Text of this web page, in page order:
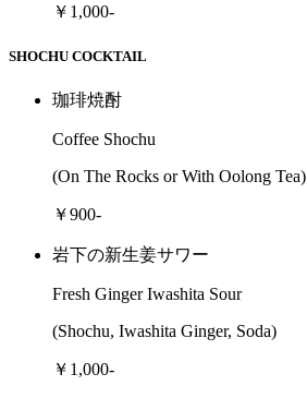
￥1,000-
SHOCHU COCKTAIL
珈琲焼酎
Coffee Shochu
(On The Rocks or With Oolong Tea)
￥900-
岩下の新生姜サワー
Fresh Ginger Iwashita Sour
(Shochu, Iwashita Ginger, Soda)
￥1,000-